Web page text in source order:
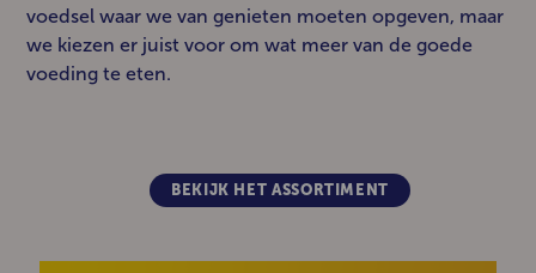
voedsel waar we van genieten moeten opgeven, maar
we kiezen er juist voor om wat meer van de goede
voeding te eten.
BEKIJK HET ASSORTIMENT